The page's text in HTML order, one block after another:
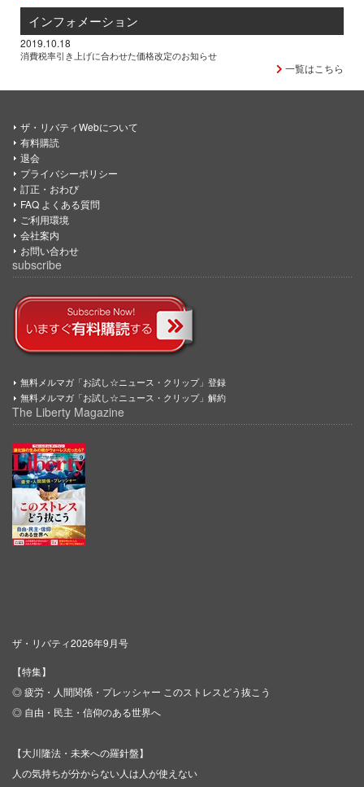
インフォメーション
2019.10.18
消費税率引き上げに合わせた価格改定のお知らせ
一覧はこちら
ザ・リバティWebについて
有料購読
退会
プライバシーポリシー
訂正・おわび
FAQ よくある質問
ご利用環境
会社案内
お問い合わせ
subscribe
無料メルマガ「お試し☆ニュース・クリップ」登録
無料メルマガ「お試し☆ニュース・クリップ」解約
The Liberty Magazine
ザ・リバティ2026年9月号
【特集】
◎ 疲労・人間関係・プレッシャー このストレスどう抜こう
◎ 自由・民主・信仰のある世界へ
【大川隆法・未来への羅針盤】
人の気持ちが分からない人は人が使えない